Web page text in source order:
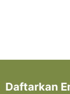
Daftarkan